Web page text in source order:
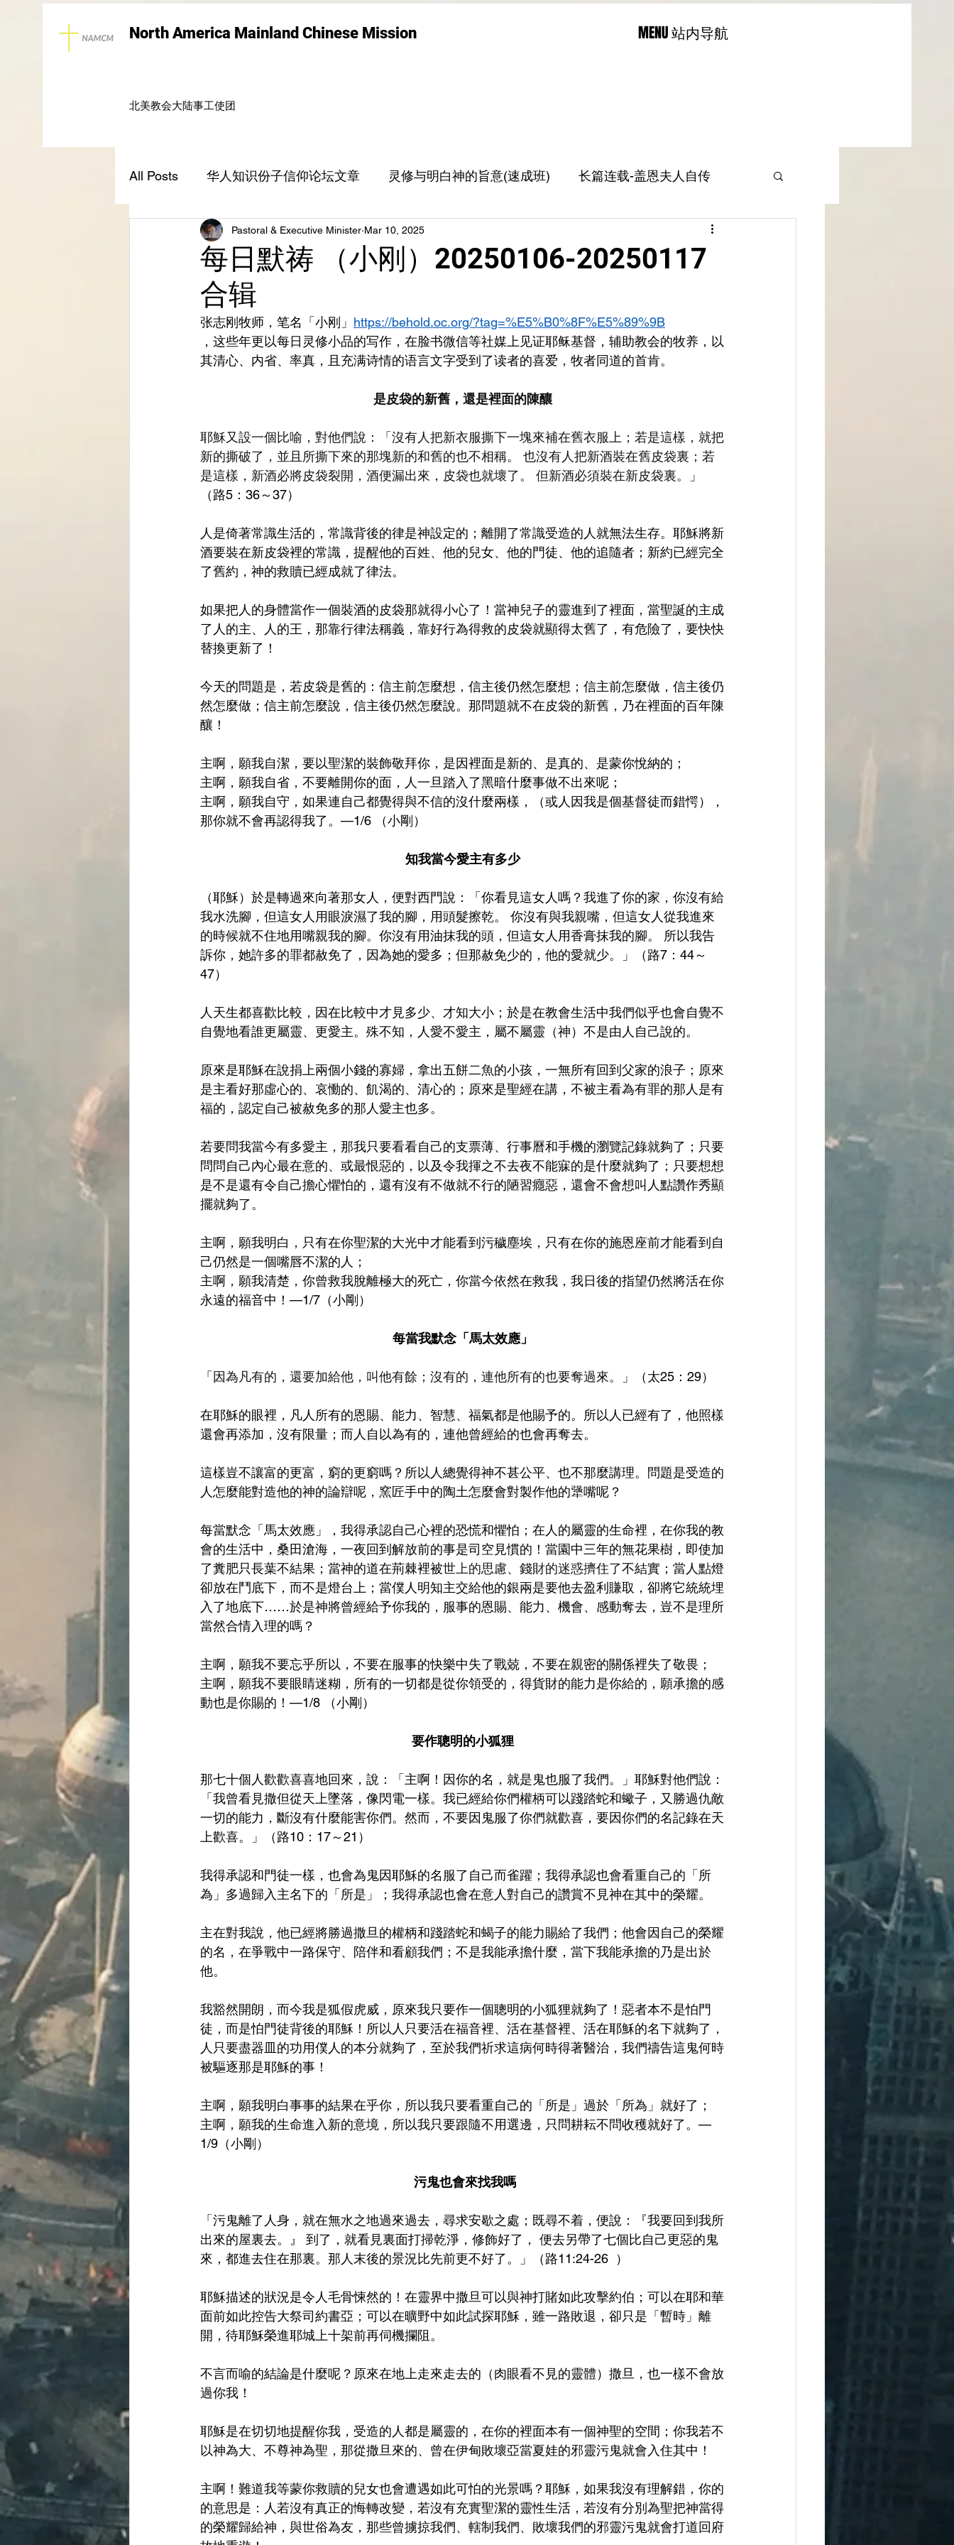
North America Mainland Chinese Mission
北美教会大陆事工使团
MENU 站内导航
All Posts 华人知识份子信仰论坛文章 灵修与明白神的旨意(速成班) 长篇连载-盖恩夫人自传
上帝的指纹与今日 圣经世界观 张志刚牧师专栏
每日默祷 （小刚）20250106-20250117
合辑
Pastoral & Executive Minister Mar 10, 2025
张志刚牧师，笔名「小刚」 https://behold.oc.org/?tag=%E5%B0%8F%E5%89%9B
，这些年更以每日灵修小品的写作，在脸书微信等社媒上见证耶稣基督，辅助教会的牧养，以
其清心、内省、率真，且充满诗情的语言文字受到了读者的喜爱，牧者同道的首肯。
是皮袋的新舊，還是裡面的陳釀
耶穌又設一個比喻，對他們說：「沒有人把新衣服撕下一塊來補在舊衣服上；若是這樣，就把
新的撕破了，並且所撕下來的那塊新的和舊的也不相稱。 也沒有人把新酒裝在舊皮袋裏；若
是這樣，新酒必將皮袋裂開，酒便漏出來，皮袋也就壞了。 但新酒必須裝在新皮袋裏。
」
（路5：36～37）
人是倚著常識生活的，常識背後的律是神設定的；離開了常識受造的人就無法生存。耶穌將新
酒要裝在新皮袋裡的常識，提醒他的百姓、他的兒女、他的門徒、他的追隨者；新約已經完全
了舊約，神的救贖已經成就了律法。
如果把人的身體當作一個裝酒的皮袋那就得小心了！當神兒子的靈進到了裡面，當聖誕的主成
了人的主、人的王，那靠行律法稱義，靠好行為得救的皮袋就顯得太舊了，有危險了，要快快
替換更新了！
今天的問題是，若皮袋是舊的：信主前怎麼想，信主後仍然怎麼想；信主前怎麼做，信主後仍
然怎麼做；信主前怎麼說，信主後仍然怎麼說。那問題就不在皮袋的新舊，乃在裡面的百年陳
釀！
主啊，願我自潔，要以聖潔的裝飾敬拜你，是因裡面是新的、是真的、是蒙你悅納的；
主啊，願我自省，不要離開你的面，人一旦踏入了黑暗什麼事做不出來呢；
主啊，願我自守，如果連自己都覺得與不信的沒什麼兩樣，（或人因我是個基督徒而錯愕），
那你就不會再認得我了。—1/6 （小剛）
知我當今愛主有多少
（耶穌）於是轉過來向著那女人，便對西門說：「你看見這女人嗎？我進了你的家，你沒有給
我水洗腳，但這女人用眼淚濕了我的腳，用頭髮擦乾。 你沒有與我親嘴，但這女人從我進來
的時候就不住地用嘴親我的腳。你沒有用油抹我的頭，但這女人用香膏抹我的腳。 所以我告
訴你，她許多的罪都赦免了，因為她的愛多；但那赦免少的，他的愛就少。」（路7：44～
47）
人天生都喜歡比較，因在比較中才見多少、才知大小；於是在教會生活中我們似乎也會自覺不
自覺地看誰更屬靈、更愛主。殊不知，人愛不愛主，屬不屬靈（神）不是由人自己說的。
原來是耶穌在說捐上兩個小錢的寡婦，拿出五餅二魚的小孩，一無所有回到父家的浪子；原來
是主看好那虛心的、哀慟的、飢渴的、清心的；原來是聖經在講，不被主看為有罪的那人是有
福的，認定自己被赦免多的那人愛主也多。
若要問我當今有多愛主，那我只要看看自己的支票薄、行事曆和手機的瀏覽記錄就夠了；只要
問問自己內心最在意的、或最恨惡的，以及令我揮之不去夜不能寐的是什麼就夠了；只要想想
是不是還有令自己擔心懼怕的，還有沒有不做就不行的陋習癮惡，還會不會想叫人點讚作秀顯
擺就夠了。
主啊，願我明白，只有在你聖潔的大光中才能看到污穢塵埃，只有在你的施恩座前才能看到自
己仍然是一個嘴唇不潔的人；
主啊，願我清楚，你曾救我脫離極大的死亡，你當今依然在救我，我日後的指望仍然將活在你
永遠的福音中！—1/7（小剛）
每當我默念「馬太效應」
「 因為凡有的，還要加給他，叫他有餘；沒有的，連他所有的也要奪過來。 」（太25：29）
在耶穌的眼裡，凡人所有的恩賜、能力、智慧、福氣都是他賜予的。所以人已經有了，他照樣
還會再添加，沒有限量；而人自以為有的，連他曾經給的也會再奪去。
這樣豈不讓富的更富，窮的更窮嗎？所以人總覺得神不甚公平、也不那麼講理。問題是受造的
人怎麼能對造他的神的論辯呢，窯匠手中的陶土怎麼會對製作他的犟嘴呢？
每當默念「馬太效應」，我得承認自己心裡的恐慌和懼怕；在人的屬靈的生命裡，在你我的教
會的生活中，桑田滄海，一夜回到解放前的事是司空見慣的！當園中三年的無花果樹，即使加
了糞肥只長葉不結果；當神的道在荊棘裡被世上的思慮、錢財的迷惑擠住了不結實；當人點燈
卻放在鬥底下，而不是燈台上；當僕人明知主交給他的銀兩是要他去盈利賺取，卻將它統統埋
入了地底下……於是神將曾經給予你我的，服事的恩賜、能力、機會、感動奪去，豈不是理所
當然合情入理的嗎？
主啊，願我不要忘乎所以，不要在服事的快樂中失了戰兢，不要在親密的關係裡失了敬畏；
主啊，願我不要眼睛迷糊，所有的一切都是從你領受的，得貨財的能力是你給的，願承擔的感
動也是你賜的！—1/8 （小剛）
要作聰明的小狐狸
那七十個人歡歡喜喜地回來，說：「主啊！因你的名，就是鬼也服了我們。」耶穌對他們說：
「我曾看見撒但從天上墜落，像閃電一樣。我已經給你們權柄可以踐踏蛇和蠍子，又勝過仇敵
一切的能力，斷沒有什麼能害你們。然而，不要因鬼服了你們就歡喜，要因你們的名記錄在天
上歡喜。」（路10：17～21）
我得承認和門徒一樣，也會為鬼因耶穌的名服了自己而雀躍；我得承認也會看重自己的「所
為」多過歸入主名下的「所是」；我得承認也會在意人對自己的讚賞不見神在其中的榮耀。
主在對我說，他已經將勝過撒旦的權柄和踐踏蛇和蝎子的能力賜給了我們；他會因自己的榮耀
的名，在爭戰中一路保守、陪伴和看顧我們；不是我能承擔什麼，當下我能承擔的乃是出於
他。
我豁然開朗，而今我是狐假虎威，原來我只要作一個聰明的小狐狸就夠了！惡者本不是怕門
徒，而是怕門徒背後的耶穌！所以人只要活在福音裡、活在基督裡、活在耶穌的名下就夠了，
人只要盡器皿的功用僕人的本分就夠了，至於我們祈求這病何時得著醫治，我們禱告這鬼何時
被驅逐那是耶穌的事！
主啊，願我明白事事的結果在乎你，所以我只要看重自己的「所是」過於「所為」就好了；
主啊，願我的生命進入新的意境，所以我只要跟隨不用選邊，只問耕耘不問收穫就好了。—
1/9（小剛）
污鬼也會來找我嗎
「污鬼離了人身，就在無水之地過來過去，尋求安歇之處；既尋不着，便說：『我要回到我所
出來的屋裏去。』 到了，就看見裏面打掃乾淨，修飾好了， 便去另帶了七個比自己更惡的鬼
來，都進去住在那裏。那人末後的景況比先前更不好了。」（路‭11‬:‭24‬-‭26‬  ）‭
耶穌描述的狀況是令人毛骨悚然的！在靈界中撒旦可以與神打賭如此攻擊約伯；可以在耶和華
面前如此控告大祭司約書亞；可以在曠野中如此試探耶穌，雖一路敗退，卻只是「暫時」離
開，待耶穌榮進耶城上十架前再伺機攔阻。
不言而喻的結論是什麼呢？原來在地上走來走去的（肉眼看不見的靈體）撒旦，也一樣不會放
過你我！
耶穌是在切切地提醒你我，受造的人都是屬靈的，在你的裡面本有一個神聖的空間；你我若不
以神為大、不尊神為聖，那從撒旦來的、曾在伊甸敗壞亞當夏娃的邪靈污鬼就會入住其中！
主啊！難道我等蒙你救贖的兒女也會遭遇如此可怕的光景嗎？耶穌，如果我沒有理解錯，你的
的意思是：人若沒有真正的悔轉改變，若沒有充實聖潔的靈性生活，若沒有分別為聖把神當得
的榮耀歸給神，與世俗為友，那些曾擄掠我們、轄制我們、敗壞我們的邪靈污鬼就會打道回府